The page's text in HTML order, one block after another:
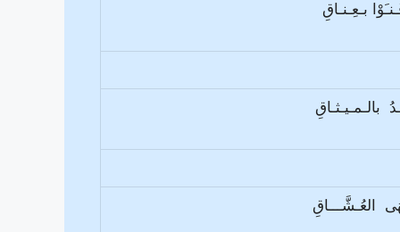
بـعِـنـاقِ
بالـمـيـثـاقِ
العُـشَّـــاقِ